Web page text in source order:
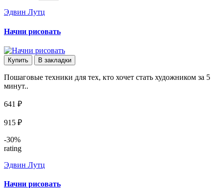
Эдвин Лутц
Начни рисовать
Купить В закладки
Пошаговые техники для тех, кто хочет стать художником за 5
минут..
641 ₽
915 ₽
-30%
rating
Эдвин Лутц
Начни рисовать